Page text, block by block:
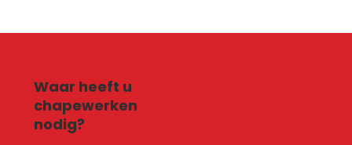
Waar heeft u
chapewerken
nodig?